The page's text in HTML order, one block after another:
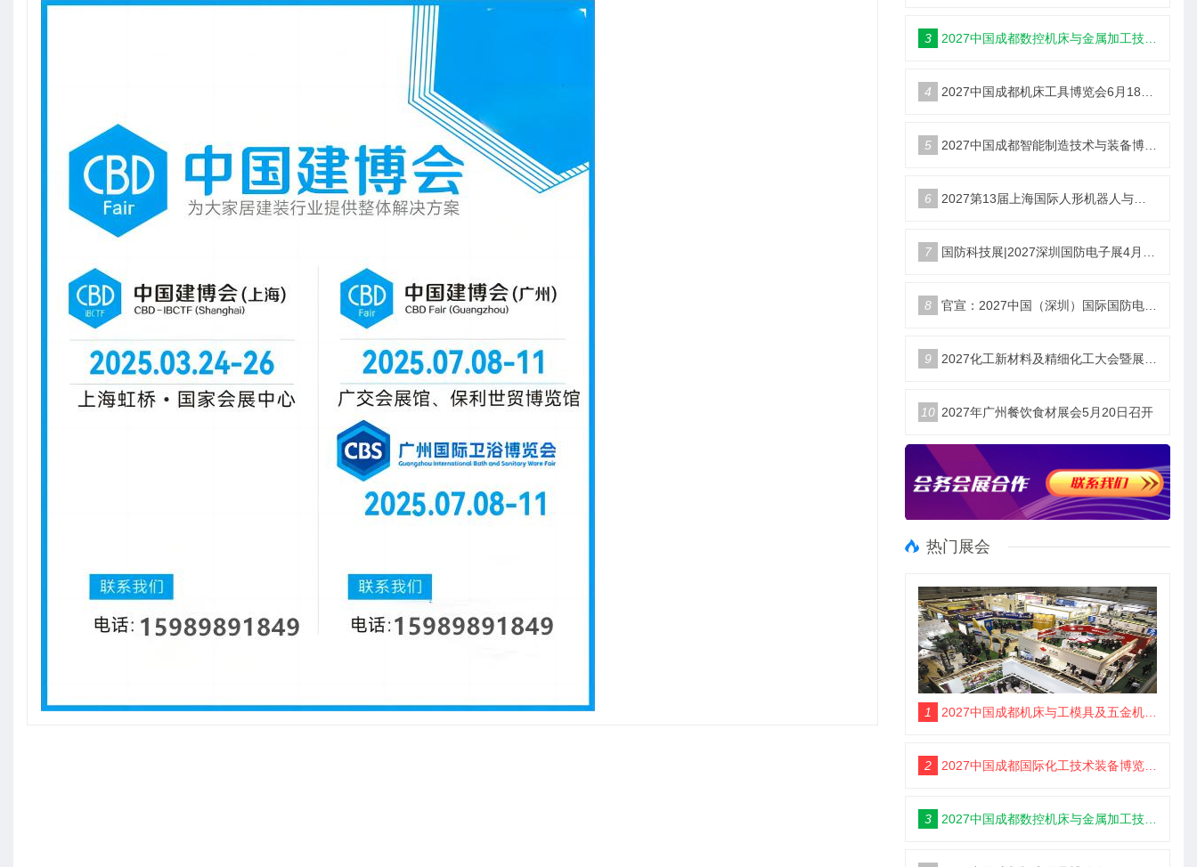
3 2027中国成都数控机床与金属加工技术装备博览会6月18举办
4 2027中国成都机床工具博览会6月18举办
5 2027中国成都智能制造技术与装备博览会6月18举办
6 2027第13届上海国际人形机器人与供应链生态展览会暨峰会
7 国防科技展|2027深圳国防电子展4月9日启幕
8 官宣：2027中国（深圳）国际国防电子博览会
9 2027化工新材料及精细化工大会暨展览会定档苏州
10 2027年广州餐饮食材展会5月20日召开
热门展会
1 2027中国成都机床与工模具及五金机电博览会6月18举办
2 2027中国成都国际化工技术装备博览会6月18举办
3 2027中国成都数控机床与金属加工技术装备博览会6月18举办